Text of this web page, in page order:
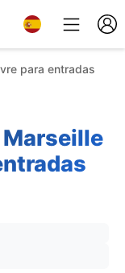
para entradas